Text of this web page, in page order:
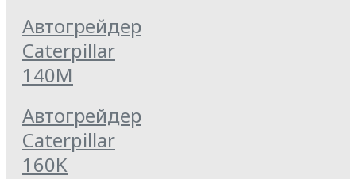
Автогрейдер
Caterpillar
140M
Автогрейдер
Caterpillar
160K